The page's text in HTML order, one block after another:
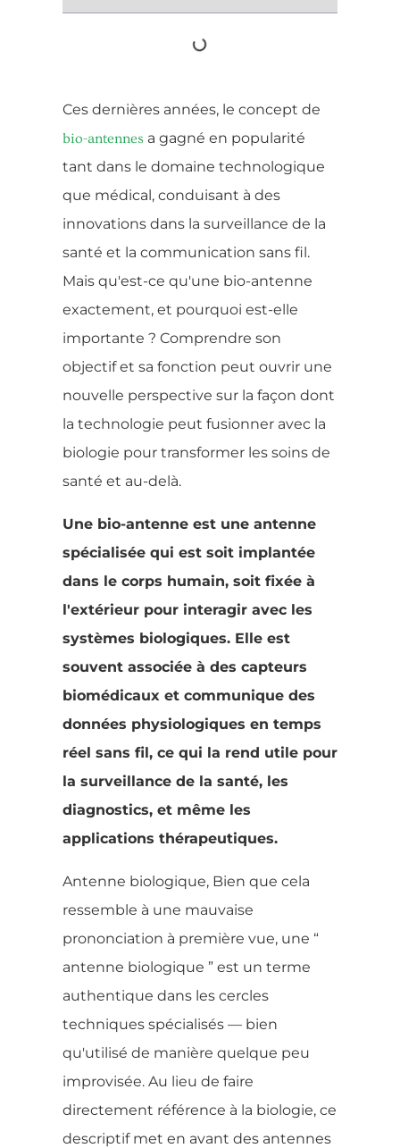
Ces dernières années, le concept de
bio-antennes a gagné en popularité
tant dans le domaine technologique
que médical, conduisant à des
innovations dans la surveillance de la
santé et la communication sans fil.
Mais qu'est-ce qu'une bio-antenne
exactement, et pourquoi est-elle
importante ? Comprendre son
objectif et sa fonction peut ouvrir une
nouvelle perspective sur la façon dont
la technologie peut fusionner avec la
biologie pour transformer les soins de
santé et au-delà.
Une bio-antenne est une antenne
spécialisée qui est soit implantée
dans le corps humain, soit fixée à
l'extérieur pour interagir avec les
systèmes biologiques. Elle est
souvent associée à des capteurs
biomédicaux et communique des
données physiologiques en temps
réel sans fil, ce qui la rend utile pour
la surveillance de la santé, les
diagnostics, et même les
applications thérapeutiques.
Antenne biologique, Bien que cela
ressemble à une mauvaise
prononciation à première vue, une “
antenne biologique ” est un terme
authentique dans les cercles
techniques spécialisés — bien
qu'utilisé de manière quelque peu
improvisée. Au lieu de faire
directement référence à la biologie, ce
descriptif met en avant des antennes